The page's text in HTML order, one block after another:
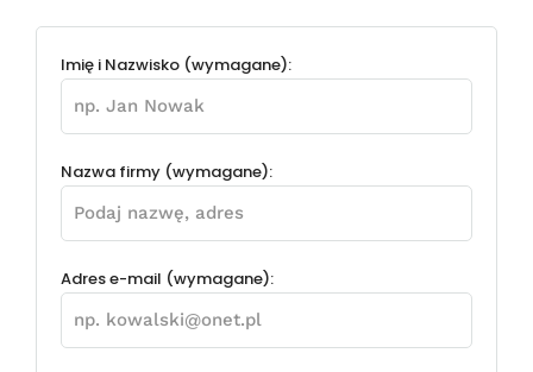
Imię i Nazwisko (wymagane):
Nazwa firmy (wymagane):
Adres e-mail (wymagane):